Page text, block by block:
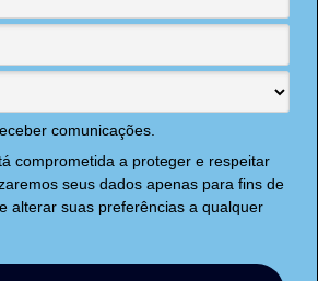
comunicações.
comprometida a proteger e respeitar
seus dados apenas para fins de
alterar suas preferências a qualquer